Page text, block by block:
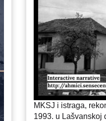
MKSJ i istraga,
1993. u Lašvanskoj